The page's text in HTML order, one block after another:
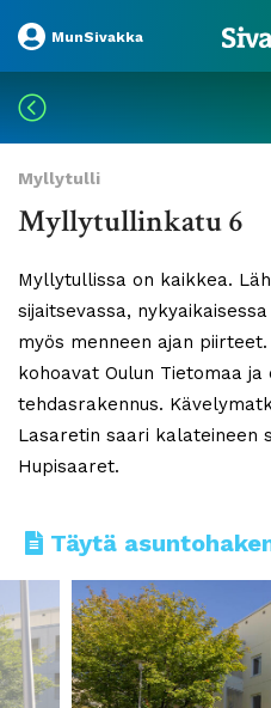
MunSivakka
Myllytulli
Myllytullinkatu 6
Myllytullissa on kaikkea.
sijaitsevassa,
myös menneen ajan
kohoavat Oulun Tietomaa ja
tehdasrakennus.
Lasaretin saari kalateineen
Hupisaaret.
Täytä